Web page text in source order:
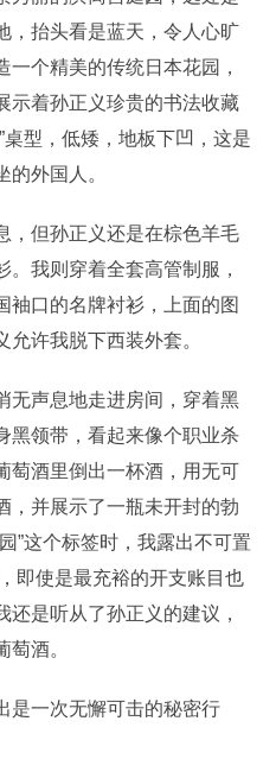
，抬头看是蓝天，令人心旷
个精美的传统日本花园，
示着孙正义珍贵的书法收藏
型，低矮，地板下凹，这是
外国人。
，但孙正义还是在棕色羊毛
我则穿着全套高管制服，
袖口的名牌衬衫，上面的图
许我脱下西装外套。
无声息地走进房间，穿着黑
黑领带，看起来像个职业杀
萄酒里倒出一杯酒，用无可
，并展示了一瓶未开封的勃
”这个标签时，我露出不可置
即使是最充裕的开支账目也
是听从了孙正义的建议，
酒。
是一次无懈可击的秘密行